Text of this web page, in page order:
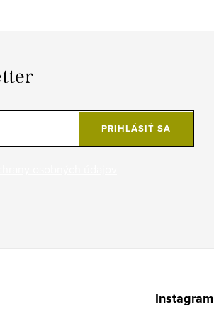
PRIHLÁSIŤ SA
Instagram